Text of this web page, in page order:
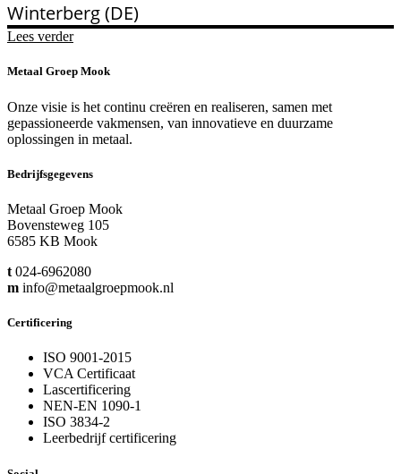
Winterberg (DE)
Lees verder
Metaal Groep Mook
Onze visie is het continu creëren en realiseren, samen met
gepassioneerde vakmensen, van innovatieve en duurzame
oplossingen in metaal.
Bedrijfsgegevens
Metaal Groep Mook
Bovensteweg 105
6585 KB Mook
t 024-6962080
m info@metaalgroepmook.nl
Certificering
ISO 9001-2015
VCA Certificaat
Lascertificering
NEN-EN 1090-1
ISO 3834-2
Leerbedrijf certificering